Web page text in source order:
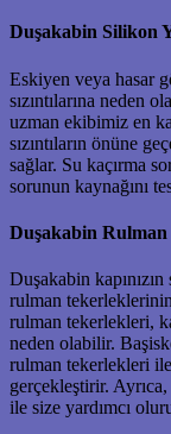
Duşakabin Silikon
Eskiyen veya hasar
sızıntılarına neden
uzman ekibimiz en
sızıntıların önüne
sağlar. Su kaçırma
sorunun kaynağını
Duşakabin Rulman
Duşakabin
rulman tekerleklerinin
rulman tekerlekleri,
neden olabilir.
rulman tekerlekleri
gerçekleştirir.
ile size yardımcı